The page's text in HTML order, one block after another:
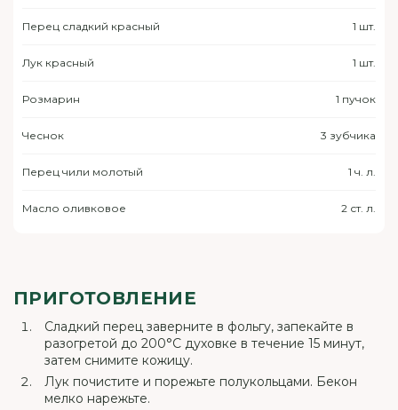
Перец сладкий красный 1 шт.
Лук красный 1 шт.
Розмарин 1 пучок
Чеснок 3 зубчика
Перец чили молотый 1 ч. л.
Масло оливковое 2 ст. л.
ПРИГОТОВЛЕНИЕ
Сладкий перец заверните в фольгу, запекайте в
разогретой до 200°С духовке в течение 15 минут,
затем снимите кожицу.
Лук почистите и порежьте полукольцами. Бекон
мелко нарежьте.